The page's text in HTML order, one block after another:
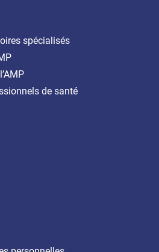
spécialisés
de santé